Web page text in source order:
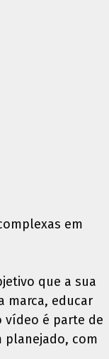
em
que a sua
marca, educar
vídeo é parte de
planejado, com